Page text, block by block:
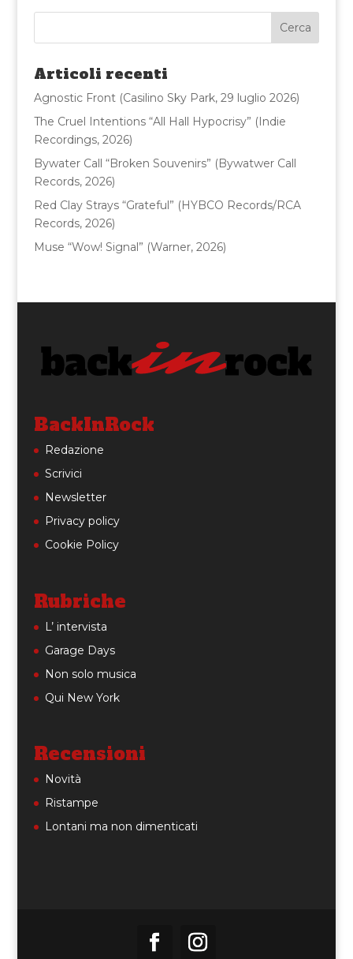
e
b
o
o
k
te
r
l
di
vi
di
Articoli recenti
Agnostic Front (Casilino Sky Park, 29 luglio 2026)
The Cruel Intentions “All Hall Hypocrisy” (Indie
Recordings, 2026)
Bywater Call “Broken Souvenirs” (Bywatwer Call
Records, 2026)
Red Clay Strays “Grateful” (HYBCO Records/RCA
Records, 2026)
Muse “Wow! Signal” (Warner, 2026)
BackInRock
Redazione
Scrivici
Newsletter
Privacy policy
Cookie Policy
Rubriche
L’ intervista
Garage Days
Non solo musica
Qui New York
Recensioni
Novità
Ristampe
Lontani ma non dimenticati